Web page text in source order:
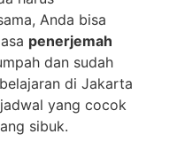
Anda bisa
penerjemah
dan sudah
di Jakarta
yang cocok
sibuk.